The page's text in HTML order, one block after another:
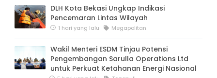
DLH Kota Bekasi Ungkap Indikasi
Pencemaran Lintas Wilayah
1 hari yang lalu Megapolitan
Wakil Menteri ESDM Tinjau Potensi
Pengembangan Sarulla Operations Ltd
untuk Perkuat Ketahanan Energi Nasional